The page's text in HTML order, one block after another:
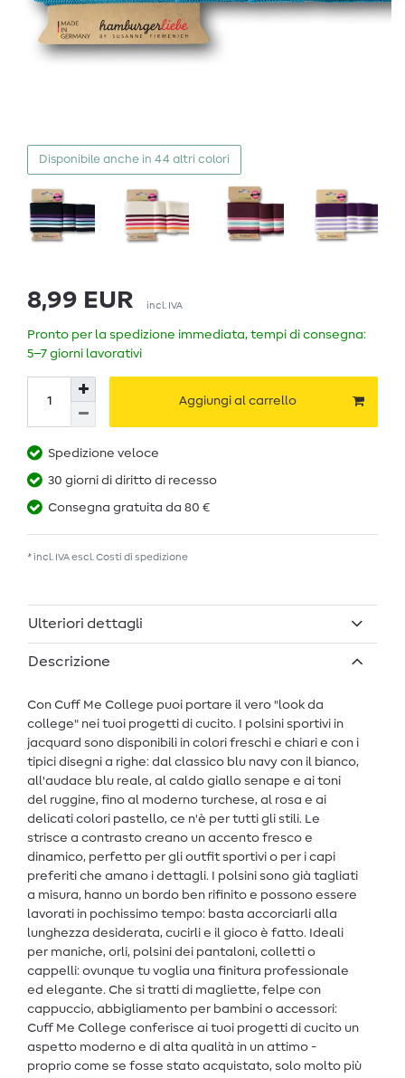
Disponibile anche in 44 altri colori
8,99 EUR incl. IVA
Pronto per la spedizione immediata, tempi di consegna:
5–7 giorni lavorativi
Aggiungi al carrello
Spedizione veloce
30 giorni di diritto di recesso
Consegna gratuita da 80 €
* incl. IVA escl. Costi di spedizione
Ulteriori dettagli
Descrizione
Con Cuff Me College puoi portare il vero "look da
college" nei tuoi progetti di cucito. I polsini sportivi in
jacquard sono disponibili in colori freschi e chiari e con i
tipici disegni a righe: dal classico blu navy con il bianco,
all'audace blu reale, al caldo giallo senape e ai toni
del ruggine, fino al moderno turchese, al rosa e ai
delicati colori pastello, ce n'è per tutti gli stili. Le
strisce a contrasto creano un accento fresco e
dinamico, perfetto per gli outfit sportivi o per i capi
preferiti che amano i dettagli. I polsini sono già tagliati
a misura, hanno un bordo ben rifinito e possono essere
lavorati in pochissimo tempo: basta accorciarli alla
lunghezza desiderata, cucirli e il gioco è fatto. Ideali
per maniche, orli, polsini dei pantaloni, colletti o
cappelli: ovunque tu voglia una finitura professionale
ed elegante. Che si tratti di magliette, felpe con
cappuccio, abbigliamento per bambini o accessori:
Cuff Me College conferisce ai tuoi progetti di cucito un
aspetto moderno e di alta qualità in un attimo -
proprio come se fosse stato acquistato, solo molto più